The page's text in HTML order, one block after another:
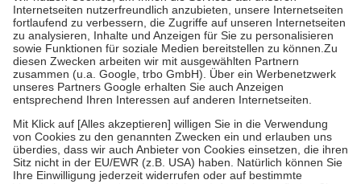
Kosten der Leistung zu entrichten.
Diese Regeln gelten grundsätzlich auch für Online-Apotheken.
Bei Heilmitteln und häuslicher Krankenpflege beträgt die
Zuzahlung zehn Prozent der Kosten sowie zehn Euro je
Verordnung.
Um das Engagement der Versicherten für ihre eigene Gesundheit zu
stärken und die besondere Stellung der Familie zu unterstützen,
fallenkeine Zuzahlungenan bei:
• Kindern und Jugendlichen bis zum vollendeten 18. Lebensjahr
mit Ausnahme der Fahrkosten
• Untersuchungen zur Vorsorge und Früherkennung, die von der